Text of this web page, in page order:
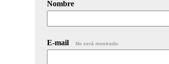
Nombre
E-mail No será mostrado.